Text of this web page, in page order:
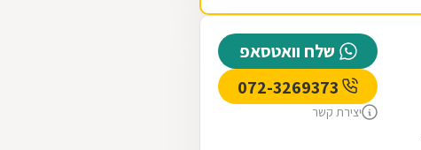
שלח וואטסאפ
יצירת קשר